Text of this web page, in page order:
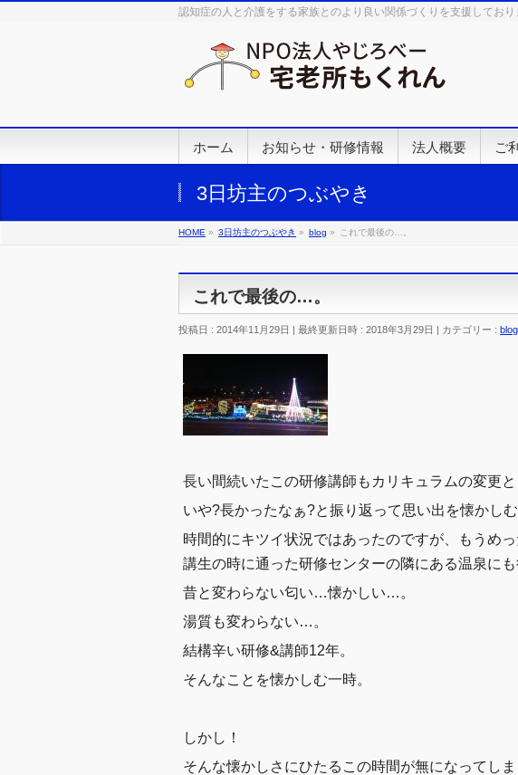
認知症の人と介護をする家族とのより良い関係づくりを支援しており
ホーム お知らせ・研修情報 法人概要 ご
3日坊主のつぶやき
HOME » 3日坊主のつぶやき » blog » これで最後の…。
これで最後の…。
投稿日 : 2014年11月29日 最終更新日時 : 2018年3月29日 カテゴリー : blog
長い間続いたこの研修講師もカリキュラムの変更と
いや?長かったなぁ?と振り返って思い出を懐かしむ
時間的にキツイ状況ではあったのですが、もうめ
講生の時に通った研修センターの隣にある温泉にも
昔と変わらない匂い…懐かしい…。
湯質も変わらない…。
結構辛い研修&講師12年。
そんなことを懐かしむ一時。
しかし！
そんな懐かしさにひたるこの時間が無になってしま